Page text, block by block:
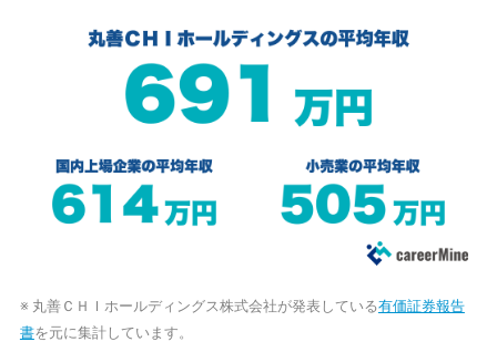
※ 丸善ＣＨＩホールディングス株式会社が発表している有価証券報告
書を元に集計しています。